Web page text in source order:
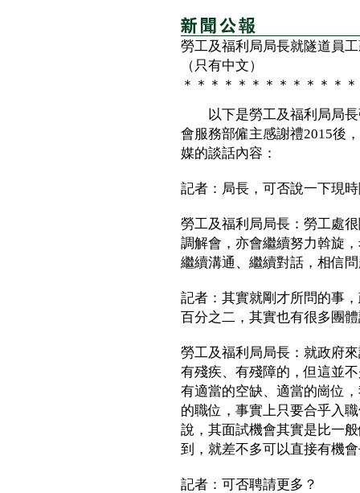
勞工及福利局局長就隧道員
（只有中文）
＊＊＊＊＊＊＊＊＊＊＊＊
以下是勞工及福利局局長
會服務部僱主感謝禮2015後
媒的談話內容：
記者：局長，可否說一下現
勞工及福利局局長：勞工處
調解會，亦會繼續努力斡旋
繼續溝通、繼續對話，相信
記者：其實就剛才所問的事
百分之二，其實也有很多團
勞工及福利局局長：就政府
有殘疾、有殘障的，但這並
有適當的空缺、適當的崗位
的職位，事實上只要合乎入
說，其面試機會其實是比一
到，就差不多可以直接有機
記者：可否聘請更多？